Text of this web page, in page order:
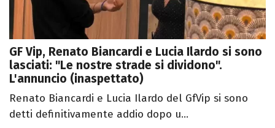
GF Vip, Renato Biancardi e Lucia Ilardo si sono
lasciati: "Le nostre strade si dividono".
L'annuncio (inaspettato)
Renato Biancardi e Lucia Ilardo del GfVip si sono
detti definitivamente addio dopo u...